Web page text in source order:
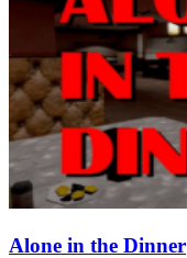
Alone in the Dinner